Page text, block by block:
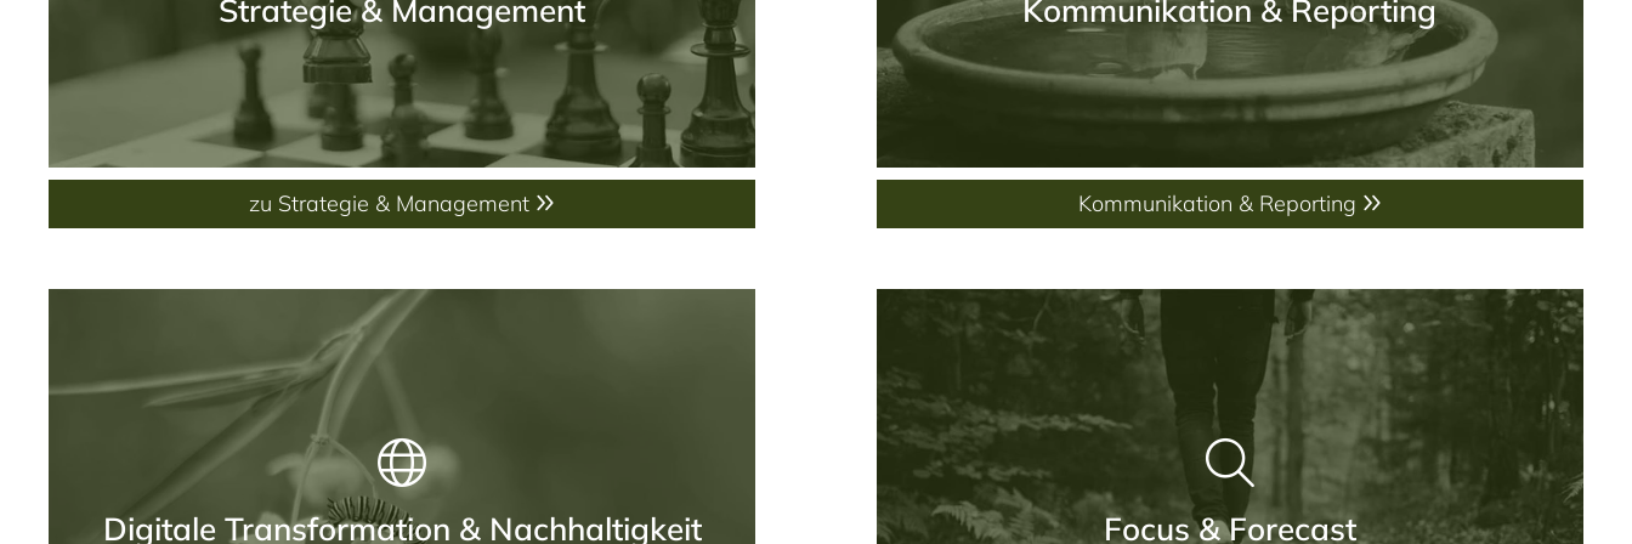
Strategie & Management
zu Strategie & Management
Kommunikation & Reporting
Kommunikation & Reporting
Digitale Transformation & Nachhaltigkeit Focus & Forecast